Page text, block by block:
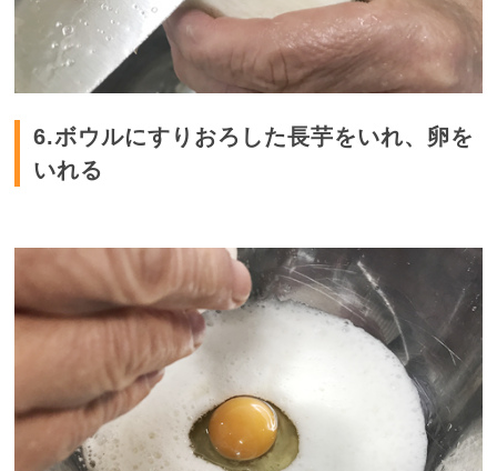
6.ボウルにすりおろした長芋をいれ、卵を
いれる